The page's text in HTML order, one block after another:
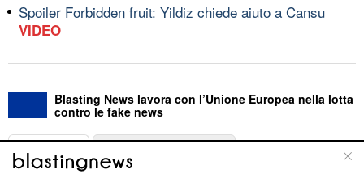
Spoiler Forbidden fruit: Yildiz chiede aiuto a Cansu
VIDEO
Blasting News lavora con l’Unione Europea nella lotta
contro le fake news
ABOUT